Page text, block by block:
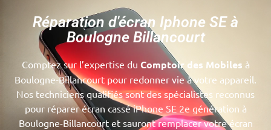
Réparation d'écran Iphone SE à
Boulogne Billancourt
Comptez sur l’expertise du Comptoir des Mobiles à
Boulogne-Billancourt pour redonner vie à votre appareil.
Nos techniciens qualifiés sont des spécialistes reconnus
pour réparer écran cassé iPhone SE 2e génération à
Boulogne-Billancourt et sauront remplacer votre écran